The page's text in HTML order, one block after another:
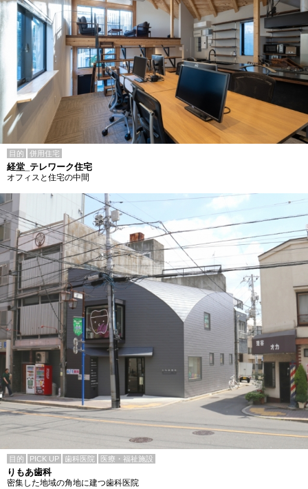
目的 併用住宅
経堂_テレワーク住宅
オフィスと住宅の中間
目的 PICK UP 歯科医院 医療・福祉施設
りもあ歯科
密集した地域の角地に建つ歯科医院